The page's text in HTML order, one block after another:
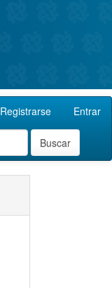
Registrarse Entrar
Buscar